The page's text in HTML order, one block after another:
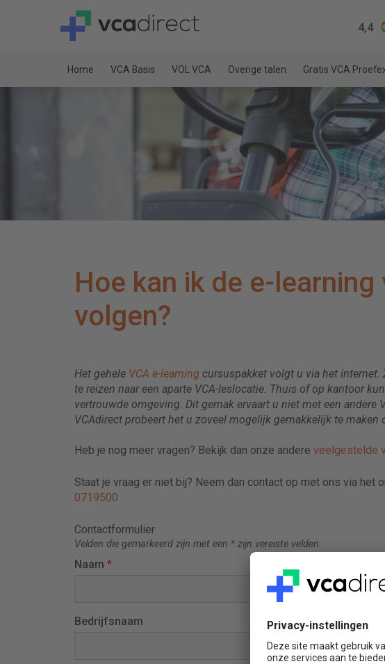
4,4
Home VCA Basis VOL VCA Overige talen Gratis VCA
Hoe kan ik de e-
volgen?
Het gehele VCA e-learning cursuspakket volgt u via het
te reizen naar een aparte VCA-leslocatie. Thuis of op kantoor
vertrouwde omgeving. Dit gemak ervaart u niet met een
VCAdirect probeert het u zoveel mogelijk gemakkelijk te maken
Heb je nog meer vragen? Bekijk dan onze andere veelgestelde
Staat je vraag er niet bij? Neem dan contact op met ons via het
0719500
Contactformulier
Velden die gemarkeerd zijn met een * zijn vereiste velden
Naam *
Bedrijfsnaam